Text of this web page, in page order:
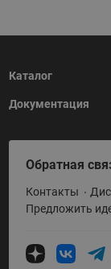
Каталог
Тепловая
Холодильная
Приводная
Промышленная
Теплообменное
Документация
HeatPlatform
Полезные
Условия поставки
Обратная
Контакты
Предложить